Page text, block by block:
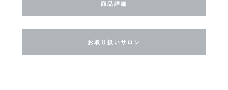
商品詳細
お取り扱いサロン